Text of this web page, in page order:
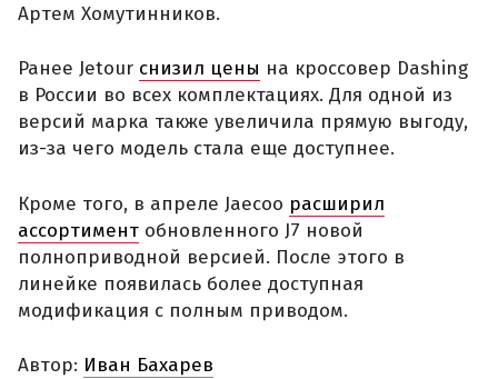
Артем Хомутинников.
Ранее Jetour снизил цены на кроссовер Dashing
в России во всех комплектациях. Для одной из
версий марка также увеличила прямую выгоду,
из-за чего модель стала еще доступнее.
Кроме того, в апреле Jaecoo расширил
ассортимент обновленного J7 новой
полноприводной версией. После этого в
линейке появилась более доступная
модификация с полным приводом.
Автор: Иван Бахарев